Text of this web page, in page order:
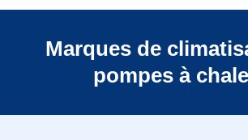
Marques de
pompes à